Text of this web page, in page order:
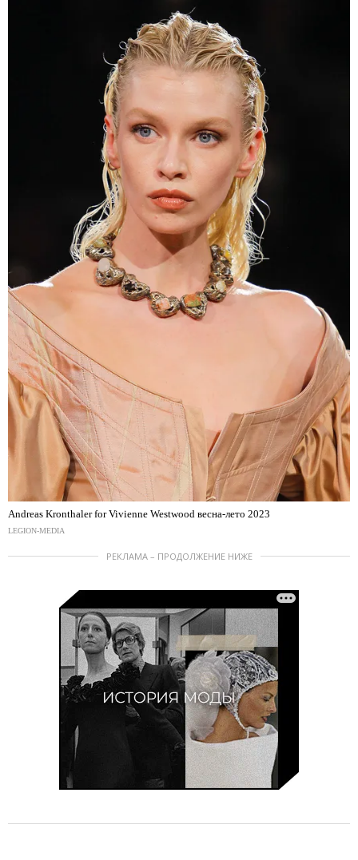
Andreas Kronthaler for Vivienne Westwood весна-лето 2023
LEGION-MEDIA
РЕКЛАМА – ПРОДОЛЖЕНИЕ НИЖЕ